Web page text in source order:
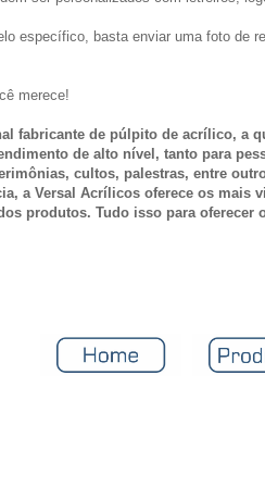
específico, basta enviar uma foto de
merece!
fabricante de púlpito de acrílico, a
de alto nível, tanto para
cultos, palestras, entre
, a Versal Acrílicos oferece os mais
produtos. Tudo isso para oferecer